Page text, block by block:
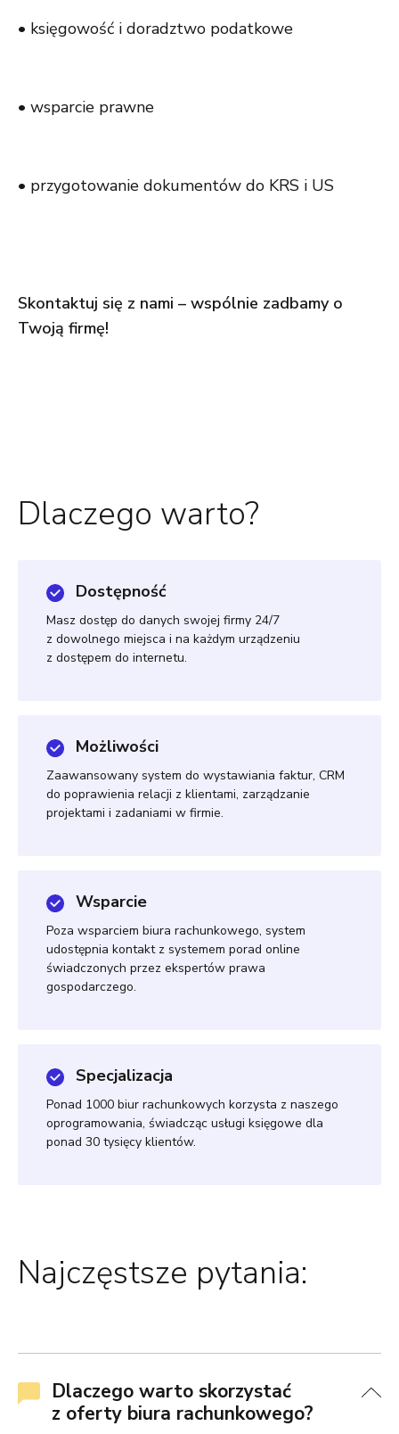
• księgowość i doradztwo podatkowe
• wsparcie prawne
• przygotowanie dokumentów do KRS i US
Skontaktuj się z nami – wspólnie zadbamy o
Twoją firmę!
Dlaczego warto?
Dostępność
Masz dostęp do danych swojej firmy 24/7
z dowolnego miejsca i na każdym urządzeniu
z dostępem do internetu.
Możliwości
Zaawansowany system do wystawiania faktur, CRM
do poprawienia relacji z klientami, zarządzanie
projektami i zadaniami w firmie.
Wsparcie
Poza wsparciem biura rachunkowego, system
udostępnia kontakt z systemem porad online
świadczonych przez ekspertów prawa
gospodarczego.
Specjalizacja
Ponad 1000 biur rachunkowych korzysta z naszego
oprogramowania, świadcząc usługi księgowe dla
ponad 30 tysięcy klientów.
Najczęstsze pytania:
Dlaczego warto skorzystać
z oferty biura rachunkowego?